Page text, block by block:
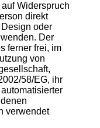
Widerspruch
direkt
oder
Der
ferner frei, im
von
58/EG, ihr
verwendet